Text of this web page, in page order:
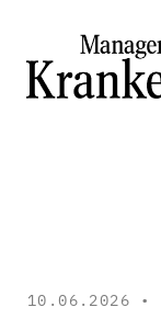
10.06.2026 •